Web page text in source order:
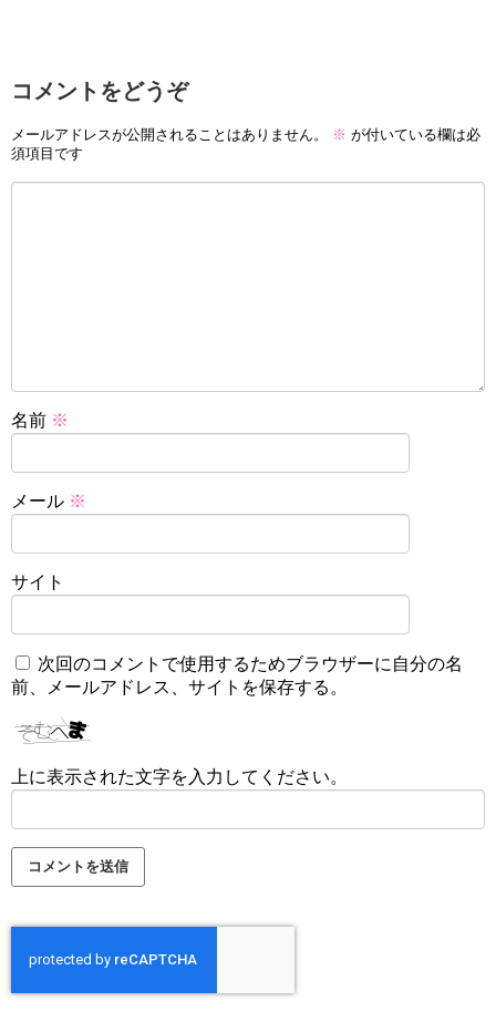
コメントをどうぞ
メールアドレスが公開されることはありません。 ※ が付いている欄は必
須項目です
名前 ※
メール ※
サイト
次回のコメントで使用するためブラウザーに自分の名
前、メールアドレス、サイトを保存する。
上に表示された文字を入力してください。